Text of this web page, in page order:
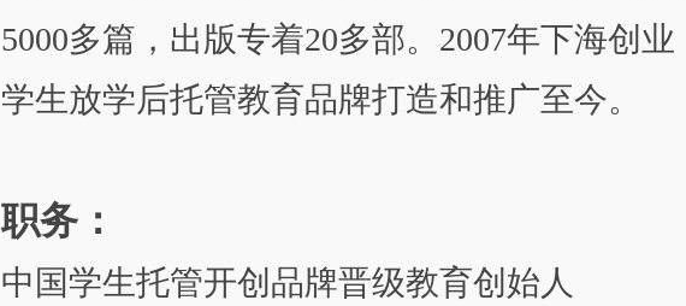
5000多篇，出版专着20多部。2007年下海创
学生放学后托管教育品牌打造和推广至今。
职务：
中国学生托管开创品牌晋级教育创始人